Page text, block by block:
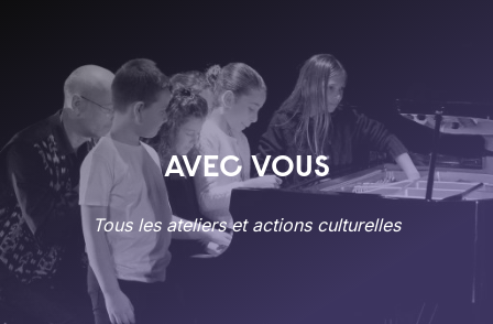
AVEC VOUS
Tous les ateliers et actions culturelles